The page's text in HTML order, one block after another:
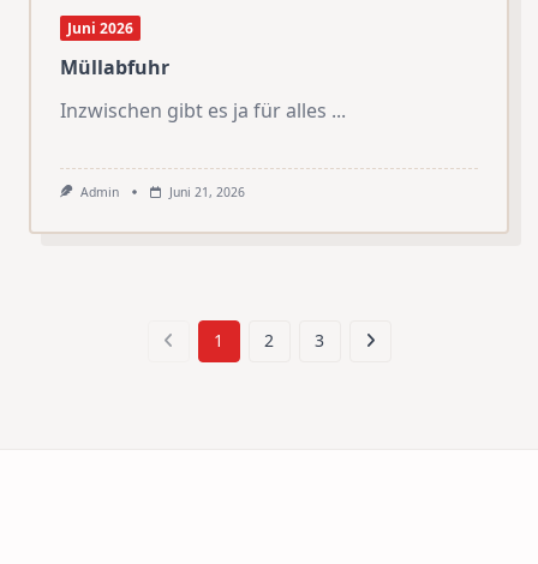
Juni 2026
Müllabfuhr
Inzwischen gibt es ja für alles ...
Admin Juni 21, 2026
1 2 3